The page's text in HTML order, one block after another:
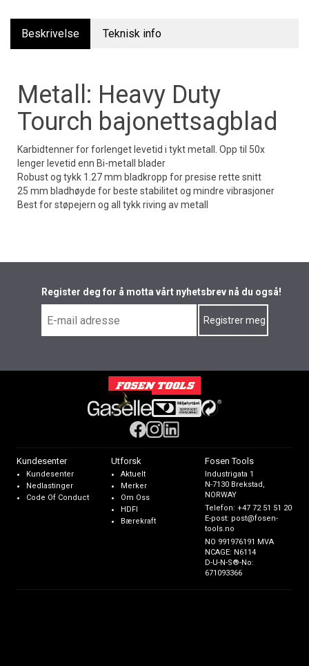
Beskrivelse Teknisk info
Metall: Heavy Duty
Tourch bajonettsagblad
Karbidtenner for forlenget levetid i tykt metall. Opp til 50x
lenger levetid enn Bi-metall blader
Robust og tykk 1.27 mm bladkropp for presise rette snitt
25 mm bladhøyde for beste stabilitet og mindre vibrasjoner
Best for støpejern og all tykk riving av metall
Register deg for å motta vårt nyhetsbrev nå du også!
Kundesenter
Kundesenter
Nedlastinger
Code Of Conduct
Utforsk
Aktuelt
Merker
Om Oss
HDFI
Bærekraft
Fosen Tools
Industrigata 1
N-7130 Brekstad,
NORWAY
Telefon:+47 72 51 51 20
E-post: post@fosen-
tools.no
NO 991976191 MVA
NCAGE: N6114
D-U-N-S®-No:
671093366